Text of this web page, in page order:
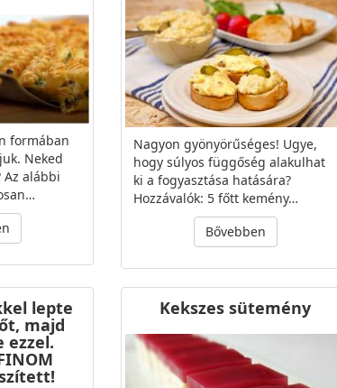
formában
Neked
Az alábbi
Nagyon gyönyörűséges! Ugye,
hogy súlyos függőség alakulhat
ki a fogyasztása hatására?
Hozzávalók: 5 főtt kemény…
Bővebben
lepte
majd
Kekszes sütemény